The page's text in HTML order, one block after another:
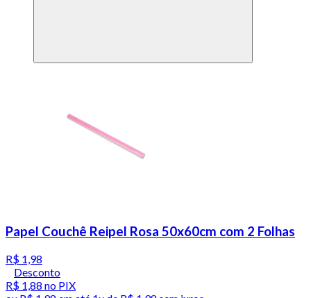
Papel Couchê Reipel Rosa 50x60cm com 2 Folhas
R$ 1,98
Desconto
R$ 1,88 no PIX